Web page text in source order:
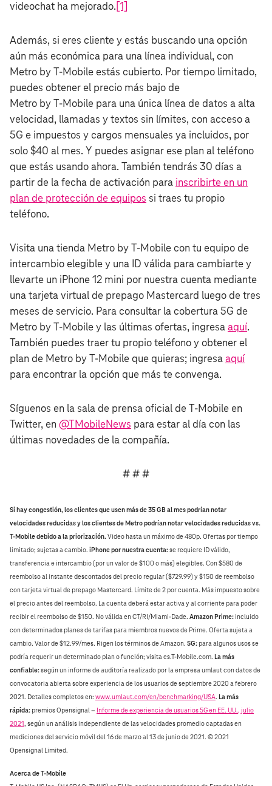
videochat ha mejorado. [1]
Además, si eres cliente y estás buscando una opción
aún más económica para una línea individual, con
Metro by T‑Mobile estás cubierto. Por tiempo limitado,
puedes obtener el precio más bajo de
Metro by T‑Mobile para una única línea de datos a alta
velocidad, llamadas y textos sin límites, con acceso a
5G e impuestos y cargos mensuales ya incluidos, por
solo $40 al mes. Y puedes asignar ese plan al teléfono
que estás usando ahora. También tendrás 30 días a
partir de la fecha de activación para inscribirte en un
plan de protección de equipos si traes tu propio
teléfono.
Visita una tienda Metro by T‑Mobile con tu equipo de
intercambio elegible y una ID válida para cambiarte y
llevarte un iPhone 12 mini por nuestra cuenta mediante
una tarjeta virtual de prepago Mastercard luego de tres
meses de servicio. Para consultar la cobertura 5G de
Metro by T‑Mobile y las últimas ofertas, ingresa aquí.
También puedes traer tu propio teléfono y obtener el
plan de Metro by T‑Mobile que quieras; ingresa aquí
para encontrar la opción que más te convenga.
Síguenos en la sala de prensa oficial de T‑Mobile en
Twitter, en @TMobileNews para estar al día con las
últimas novedades de la compañía.
# # #
Si hay congestión, los clientes que usen más de 35 GB al mes podrían notar
velocidades reducidas y los clientes de Metro podrían notar velocidades reducidas vs.
T‑Mobile debido a la priorización.Video hasta un máximo de 480p. Ofertas por tiempo
limitado; sujetas a cambio. iPhone por nuestra cuenta:se requiere ID válido,
transferencia e intercambio (por un valor de $100 o más) elegibles. Con $580 de
reembolso al instante descontados del precio regular ($729.99) y $150 de reembolso
con tarjeta virtual de prepago Mastercard. Límite de 2 por cuenta. Más impuesto sobre
el precio antes del reembolso. La cuenta deberá estar activa y al corriente para poder
recibir el reembolso de $150. No válida en CT/RI/Miami‑Dade. Amazon Prime: incluido
con determinados planes de tarifas para miembros nuevos de Prime. Oferta sujeta a
cambio. Valor de $12.99/mes. Rigen los términos de Amazon. 5G: para algunos usos se
podría requerir un determinado plan o función; visita es.T‑Mobile.com. La más
confiable:según un informe de auditoría realizado por la empresa umlaut con datos de
convocatoria abierta sobre experiencia de los usuarios de septiembre 2020 a febrero
2021. Detalles completos en: www.umlaut.com/en/benchmarking/USA. La más
rápida: premios Opensignal – Informe de experiencia de usuarios 5G en EE. UU., julio
2021, según un análisis independiente de las velocidades promedio captadas en
mediciones del servicio móvil del 16 de marzo al 13 de junio de 2021. © 2021
Opensignal Limited.
Acerca de T‑Mobile